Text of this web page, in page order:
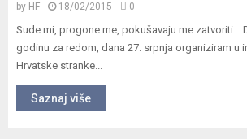
by HF 18/02/2015 0
Sude mi, progone me, pokušavaju me
godinu za redom, dana 27. srpnja organiziram u
Hrvatske stranke...
Saznaj više